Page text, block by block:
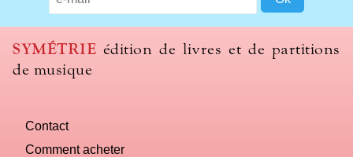
SYMÉTRIE édition de livres et de partitions
de musique
Contact
Comment acheter